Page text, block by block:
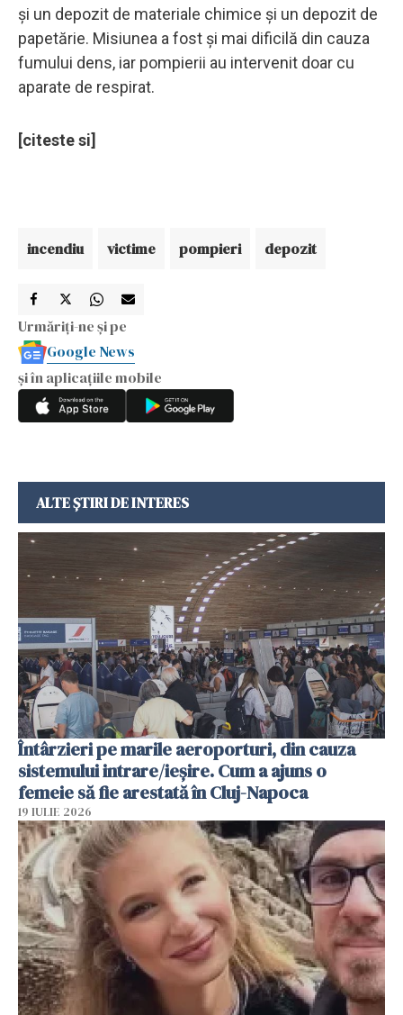
și un depozit de materiale chimice şi un depozit de
papetărie. Misiunea a fost şi mai dificilă din cauza
fumului dens, iar pompierii au intervenit doar cu
aparate de respirat.
[citeste si]
incendiu victime pompieri depozit
Urmăriți-ne și pe
Google News
și în aplicațiile mobile
ALTE ȘTIRI DE INTERES
Întârzieri pe marile aeroporturi, din cauza
sistemului intrare/ieșire. Cum a ajuns o
femeie să fie arestată în Cluj-Napoca
19 IULIE 2026